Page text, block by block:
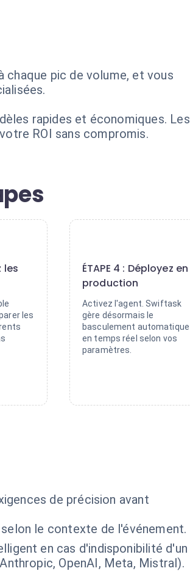
pic de volume, et vous
rapides et économiques. Les
ROI sans compromis.
les
les
ÉTAPE 4 : Déployez en
production
Activez l'agent. Swiftask
gère désormais le
basculement automatique
en temps réel selon vos
paramètres.
de précision avant
le contexte de l'événement.
en cas d'indisponibilité d'un
OpenAI, Meta, Mistral).